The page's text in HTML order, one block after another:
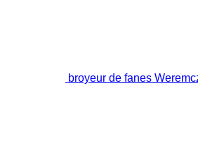
broyeur de fanes